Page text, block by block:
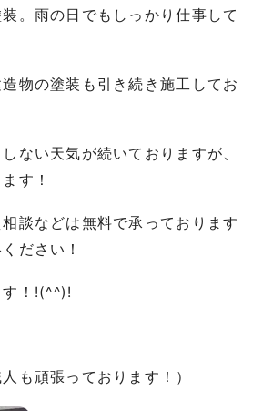
。雨の日でもしっかり仕事して
物の塗装も引き続き施工してお
ない天気が続いておりますが、
す！
談などは無料で承っております
ださい！
す！!(^^)!
も頑張っております！）